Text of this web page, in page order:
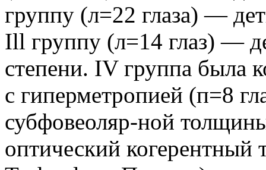
группу (л=22 глаза) —
Ill группу (л=14 глаз) —
степени. IV группа была
с гиперметропией (п=8
субфовеоляр-ной
оптический